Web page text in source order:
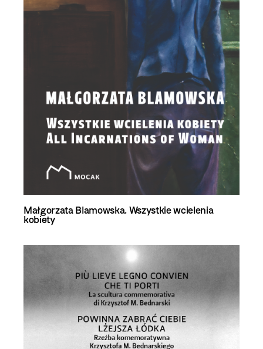
Małgorzata Blamowska. Wszystkie wcielenia
kobiety